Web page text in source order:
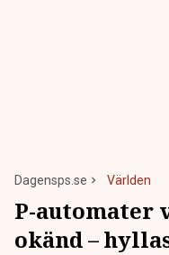
Dagensps.se Världen
P-automater
okänd –